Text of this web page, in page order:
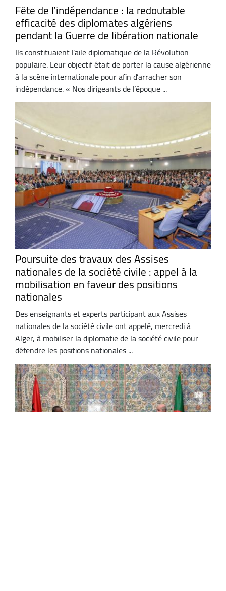
Fête de l’indépendance : la redoutable
efficacité des diplomates algériens
pendant la Guerre de libération nationale
Ils constituaient l’aile diplomatique de la Révolution
populaire. Leur objectif était de porter la cause algérienne
à la scène internationale pour afin d’arracher son
indépendance. « Nos dirigeants de l’époque ...
Poursuite des travaux des Assises
nationales de la société civile : appel à la
mobilisation en faveur des positions
nationales
Des enseignants et experts participant aux Assises
nationales de la société civile ont appelé, mercredi à
Alger, à mobiliser la diplomatie de la société civile pour
défendre les positions nationales ...